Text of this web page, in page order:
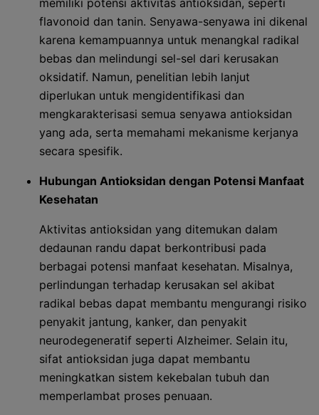
memiliki potensi aktivitas antioksidan, seperti
flavonoid dan tanin. Senyawa-senyawa ini dikenal
karena kemampuannya untuk menangkal radikal
bebas dan melindungi sel-sel dari kerusakan
oksidatif. Namun, penelitian lebih lanjut
diperlukan untuk mengidentifikasi dan
mengkarakterisasi semua senyawa antioksidan
yang ada, serta memahami mekanisme kerjanya
secara spesifik.
Hubungan Antioksidan dengan Potensi Manfaat
Kesehatan
Aktivitas antioksidan yang ditemukan dalam
dedaunan randu dapat berkontribusi pada
berbagai potensi manfaat kesehatan. Misalnya,
perlindungan terhadap kerusakan sel akibat
radikal bebas dapat membantu mengurangi risiko
penyakit jantung, kanker, dan penyakit
neurodegeneratif seperti Alzheimer. Selain itu,
sifat antioksidan juga dapat membantu
meningkatkan sistem kekebalan tubuh dan
memperlambat proses penuaan.